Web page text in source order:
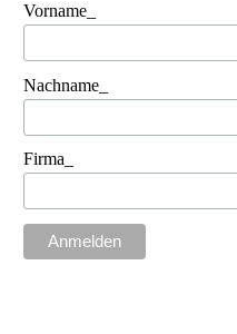
Vorname_
Nachname_
Firma_